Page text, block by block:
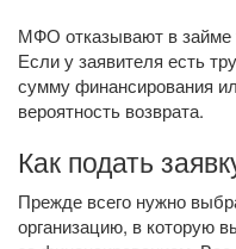
МФО отказывают в займе
Если у заявителя есть
сумму финансирования
вероятность возврата.
Как подать
Прежде всего нужно
организацию, в которую